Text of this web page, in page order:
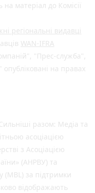
матеріал до Комісії
регіональні видавці
WAN-IFRA
"Прес-служба",
на правах
разом: Медіа та
асоціацією
з Асоціацією
(АНРВУ) та
(MBL) за підтримки
відображають